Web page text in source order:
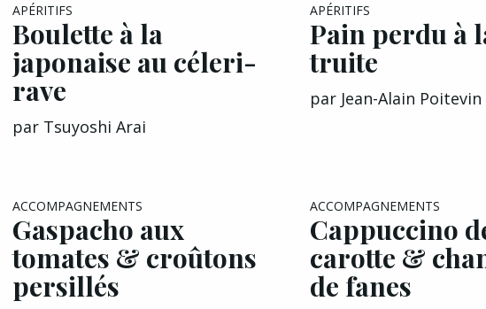
APÉRITIFS
Boulette à la
japonaise au céleri-
rave
par Tsuyoshi Arai
APÉRITIFS
Pain perdu à
truite
par Jean-Alain Poitevin
ACCOMPAGNEMENTS
Gaspacho aux
tomates & croûtons
persillés
ACCOMPAGNEMENTS
Cappuccino
carotte &
de fanes